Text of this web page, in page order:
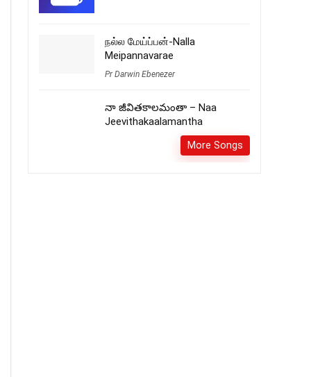
நல்ல மேய்ப்பன்-Nalla
Meipannavarae
Pr Darwin Ebenezer
నా జీవితకాలమంతా – Naa
Jeevithakaalamantha
More Songs